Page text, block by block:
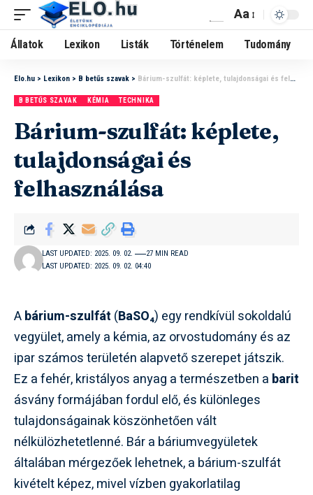
Aa
Állatok Lexikon Listák Történelem Tudomány
Elo.hu > Lexikon > B betűs szavak > Bárium-szulfát: képlete, tulajdonságai és felhasználása
B BETŰS SZAVAK KÉMIA TECHNIKA
Bárium-szulfát: képlete,
tulajdonságai és
felhasználása
LAST UPDATED: 2025. 09. 02. 04:40
LAST UPDATED: 2025. 09. 02. 27 MIN READ
Abárium-szulfát (BaSO₄) egy rendkívül sokoldalú
vegyület, amely a kémia, az orvostudomány és az
ipar számos területén alapvető szerepet játszik.
Ez a fehér, kristályos anyag a természetben a barit
ásvány formájában fordul elő, és különleges
tulajdonságainak köszönhetően vált
nélkülözhetetlenné. Bár a báriumvegyületek
általában mérgezőek lehetnek, a bárium-szulfát
kivételt képez, mivel vízben gyakorlatilag